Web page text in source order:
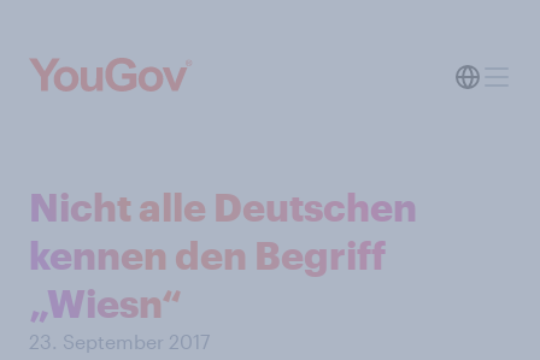
Nicht alle Deutschen
kennen den Begriff
„Wiesn“
23. September 2017